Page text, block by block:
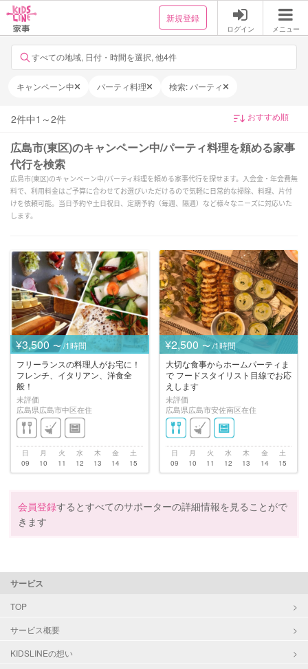
新規登録
ログイン メニュー
すべての地域, 日付・時間を選択, 他4件
キャンペーン中 パーティ料理 検索: パーティ
2件中1 ～2件
広島市(東区)のキャンペーン中/パーティ料理を頼める家事
代行を検索
広島市(東区)のキャンペーン中/パーティ料理を頼める家事代行を探せます。入会金・年会費無
料で、利用料金はご予算に合わせてお選びいただけるので気軽に日常的な掃除、料理、片付
けを依頼可能。当日予約や土日祝日、定期予約（毎週、隔週）など様々なニーズに対応いた
します。
¥3,500 〜 /1時間
フリーランスの料理人がお宅に！
フレンチ、イタリアン、洋食全
般！
未評価
広島県広島市中区在住
日
09
月
10
火
11
水
12
木
13
金
14
土
15
¥2,500 〜 /1時間
大切な食事からホームパーティま
で フードスタイリスト目線でお応
えします
未評価
広島県広島市安佐南区在住
日
09
月
10
火
11
水
12
木
13
金
14
土
15
会員登録するとすべてのサポーターの詳細情報を見ることがで
きます
サービス
TOP
サービス概要
KIDSLINEの想い